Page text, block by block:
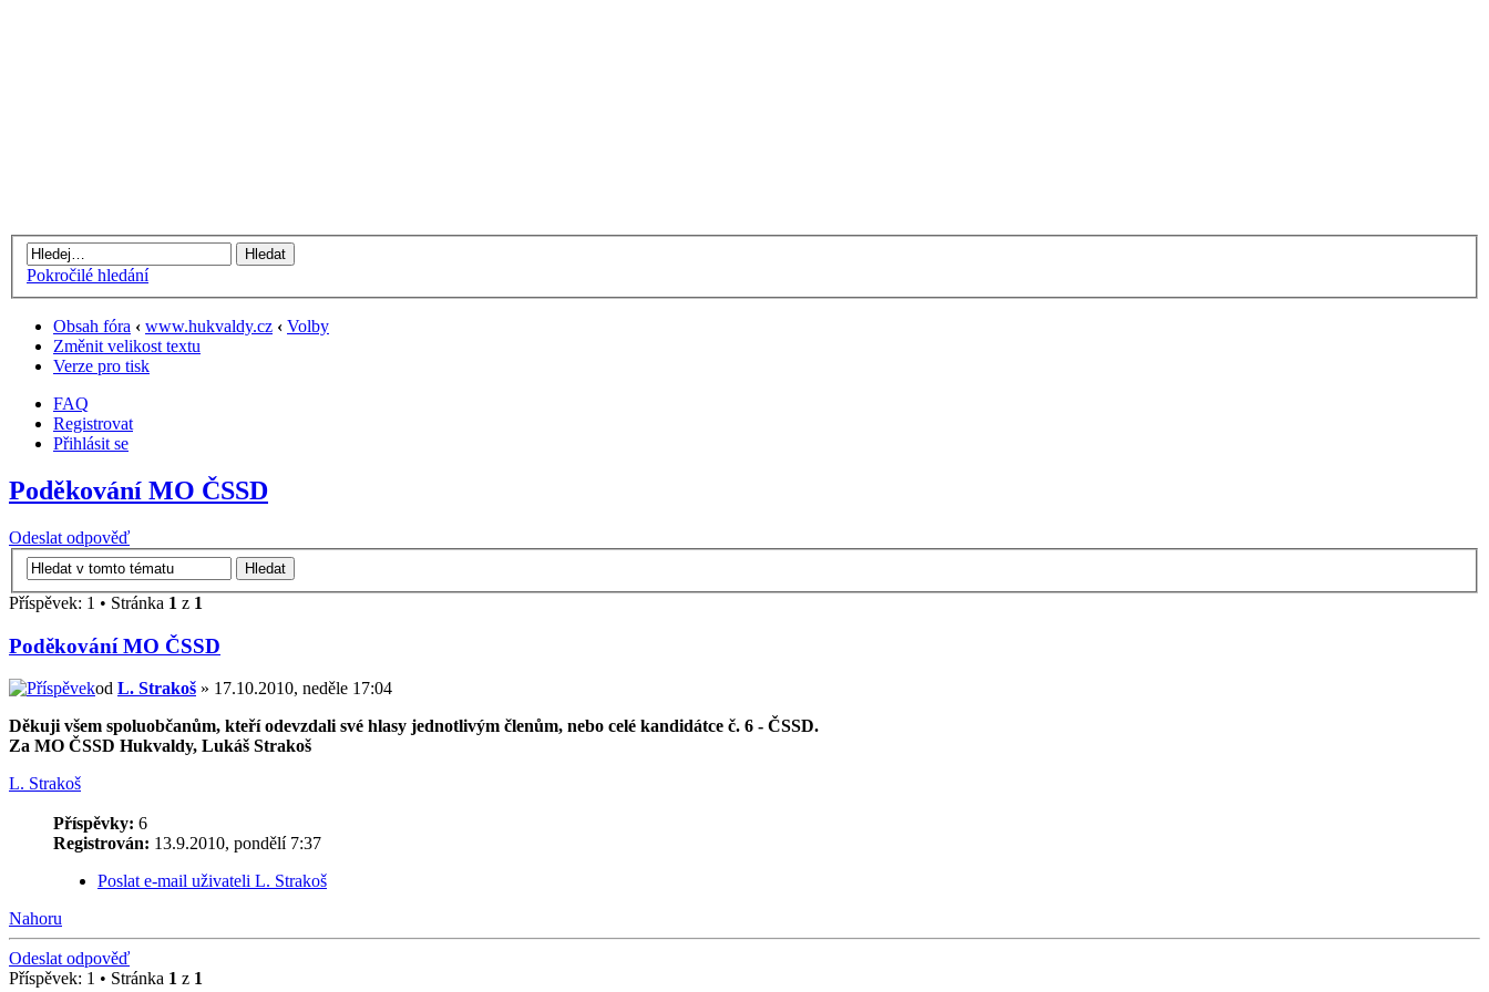
Pokročilé hledání
Obsah fóra ‹ www.hukvaldy.cz ‹ Volby
Změnit velikost textu
Verze pro tisk
FAQ
Registrovat
Přihlásit se
Poděkování MO ČSSD
Odeslat odpověď
Příspěvek: 1 • Stránka 1 z 1
Poděkování MO ČSSD
od L. Strakoš » 17.10.2010, neděle 17:04
Děkuji všem spoluobčanům, kteří odevzdali své hlasy jednotlivým členům, nebo celé kandidátce č. 6 - ČSSD.
Za MO ČSSD Hukvaldy, Lukáš Strakoš
L. Strakoš
Příspěvky: 6
Registrován: 13.9.2010, pondělí 7:37
Poslat e-mail uživateli L. Strakoš
Nahoru
Odeslat odpověď
Příspěvek: 1 • Stránka 1 z 1